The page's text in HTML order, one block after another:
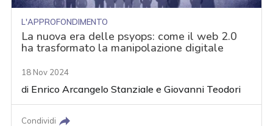
L'APPROFONDIMENTO
La nuova era delle psyops: come il web 2.0
ha trasformato la manipolazione digitale
18 Nov 2024
di Enrico Arcangelo Stanziale eGiovanni Teodori
Condividi